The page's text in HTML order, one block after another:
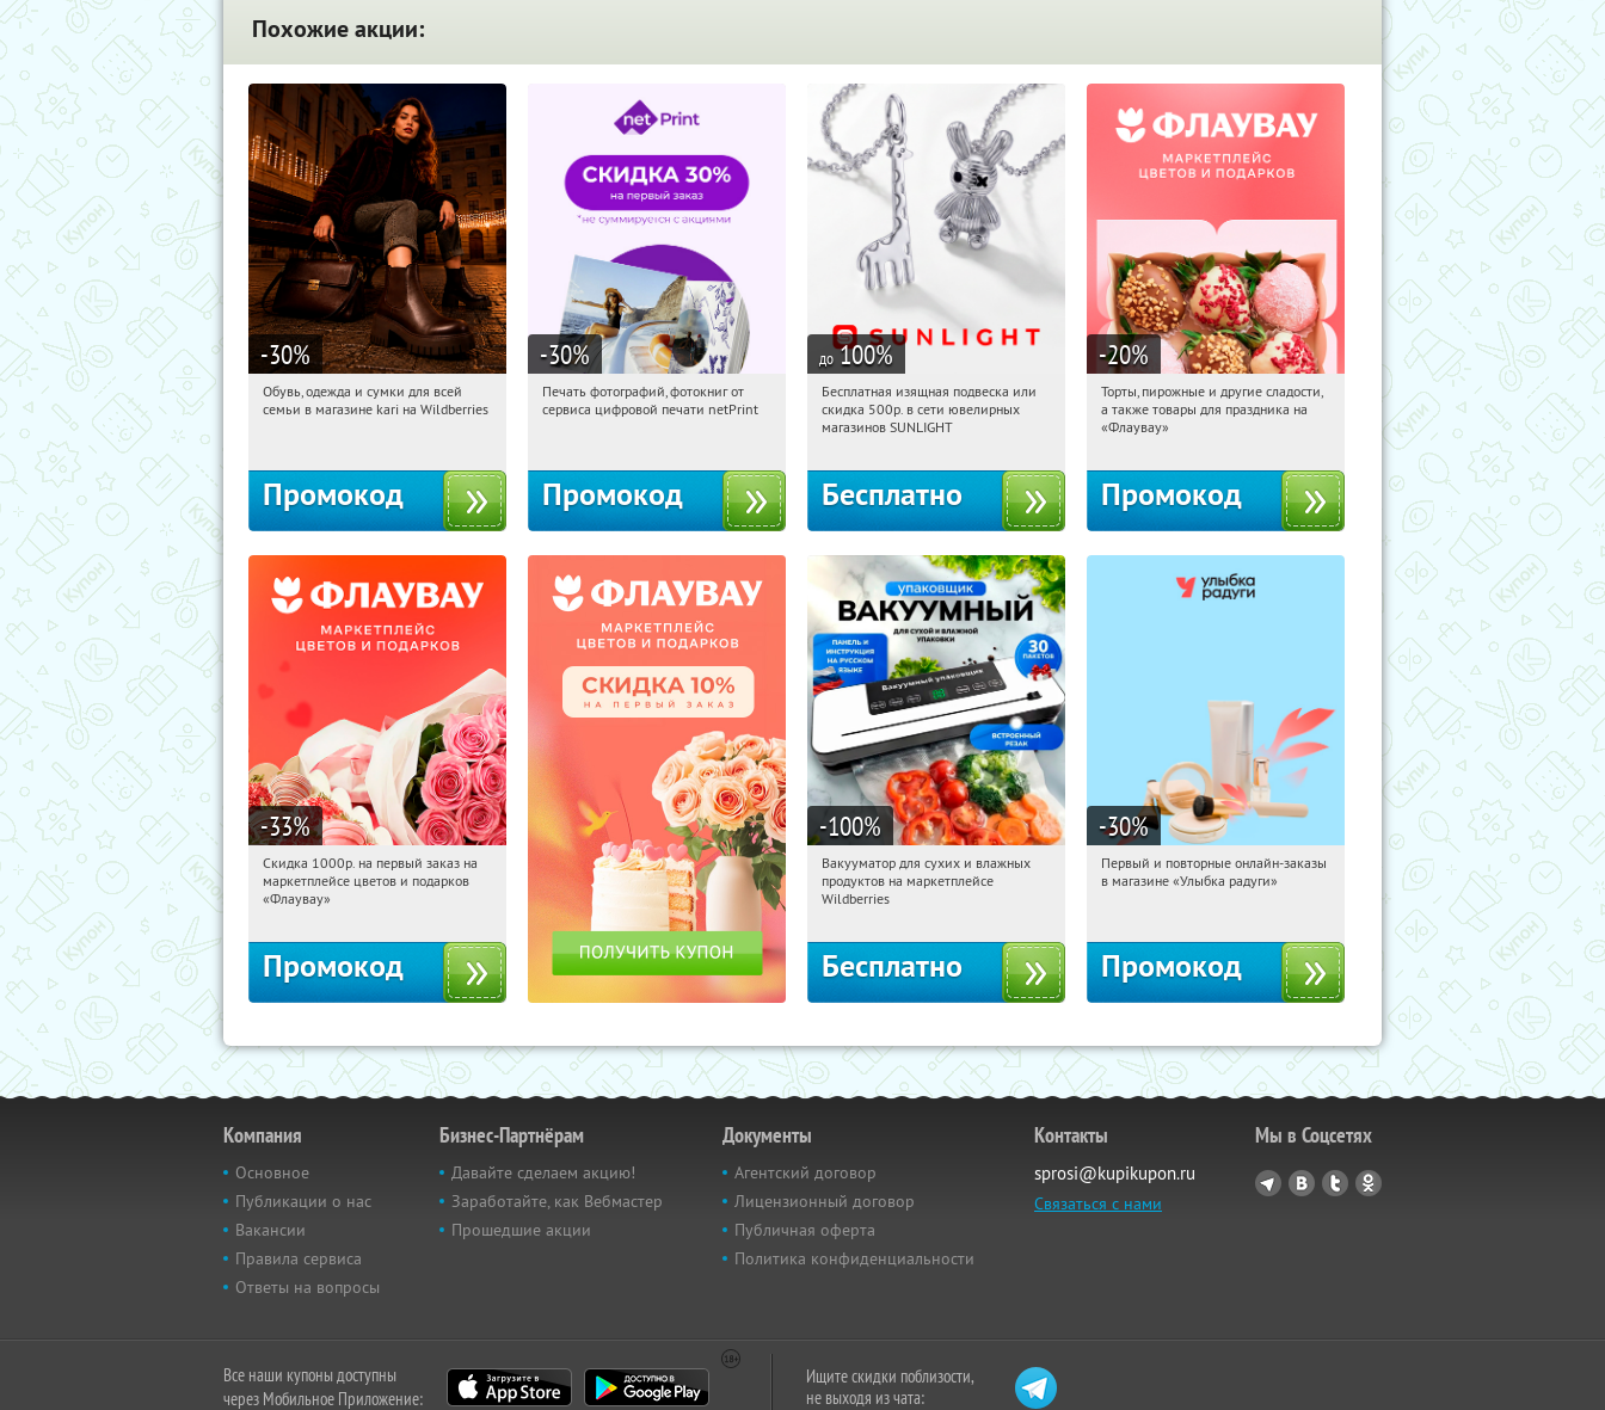
Похожие акции:
-30%
04:51:34 Получили:
Обувь, одежда и сумки для всей
семьи в магазине kari на Wildberries
Промокод
-30%
04:51:34 Получили:
Печать фотографий, фотокниг от
сервиса цифровой печати netPrint
Промокод
до 100%
04:51:34 Получили:
Россия
Бесплатная изящная подвеска или
скидка 500р. в сети ювелирных
магазинов SUNLIGHT
Бесплатно
-20%
04:51:34 Получили:
Россия
Торты, пирожные и другие сладости,
а также товары для праздника на
«Флаувау»
Промокод
-33%
04:51:34 Получили:
Россия
Скидка 1000р. на первый заказ на
маркетплейсе цветов и подарков
«Флаувау»
Промокод
-100%
04:51:34 Получили:180
Россия
Вакууматор для сухих и влажных
продуктов на маркетплейсе
Wildberries
Бесплатно
-30%
04:51:34 Получили:2
Первый и повторные онлайн-заказы
в магазине «Улыбка радуги»
Промокод
Компания
Основное
Публикации о нас
Вакансии
Правила сервиса
Ответы на вопросы
Бизнес-Партнёрам
Давайте сделаем акцию!
Заработайте, как Вебмастер
Прошедшие акции
Документы
Агентский договор
Лицензионный договор
Публичная оферта
Политика конфиденциальности
Контакты
sprosi@kupikupon.ru
Связаться с нами
Мы в Соцсетях
Все наши купоны доступны
через Мобильное Приложение:
Ищите скидки поблизости,
не выходя из чата: